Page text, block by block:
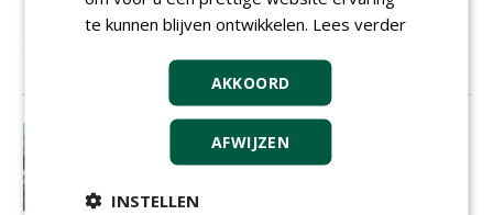
meettool maakt duidelijk dat golfbanen
01-02-2017
Karst Hoogsteen: 'Onderhoud door
de markt is voordeliger, mits je
Het afgelopen decennium heeft het
te kunnen blijven ontwikkelen. Lees verder
AKKOORD
AFWIJZEN
INSTELLEN